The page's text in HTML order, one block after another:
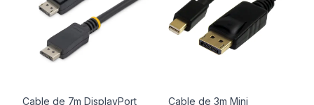
Cable de 7m DisplayPort Cable de 3m Mini